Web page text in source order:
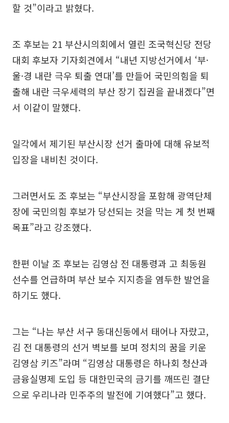
할 것”이라고 밝혔다.
조 후보는 21 부산시의회에서 열린 조국혁신당 전당
대회 후보자 기자회견에서 “내년 지방선거에서 ‘부·
울·경 내란 극우 퇴출 연대’를 만들어 국민의힘을 퇴
출해 내란 극우세력의 부산 장기 집권을 끝내겠다”면
서 이같이 말했다.
일각에서 제기된 부산시장 선거 출마에 대해 유보적
입장을 내비친 것이다.
그러면서도 조 후보는 “부산시장을 포함해 광역단체
장에 국민의힘 후보가 당선되는 것을 막는 게 첫 번째
목표”라고 강조했다.
한편 이날 조 후보는 김영삼 전 대통령과 고 최동원
선수를 언급하며 부산 보수 지지층을 염두한 발언을
하기도 했다.
그는 “나는 부산 서구 동대신동에서 태어나 자랐고,
김 전 대통령의 선거 벽보를 보며 정치의 꿈을 키운
김영삼 키즈”라며 “김영삼 대통령은 하나회 청산과
금융실명제 도입 등 대한민국의 금기를 깨뜨린 결단
으로 우리나라 민주주의 발전에 기여했다”고 했다.